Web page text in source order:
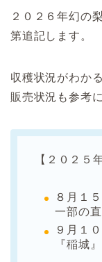
２０２６年幻の
第追記します。
収穫状況がわか
販売状況も参考
【２０２５
８月１
一部の
９月１
『稲城